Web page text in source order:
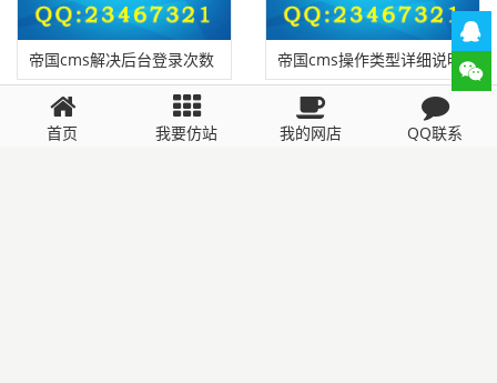
帝国cms解决后台登录次数
不得超过5次限制的方法
帝国cms操作类型详细说明
评论列表 暂无评论
首页 我要仿站 我的网店 QQ联系